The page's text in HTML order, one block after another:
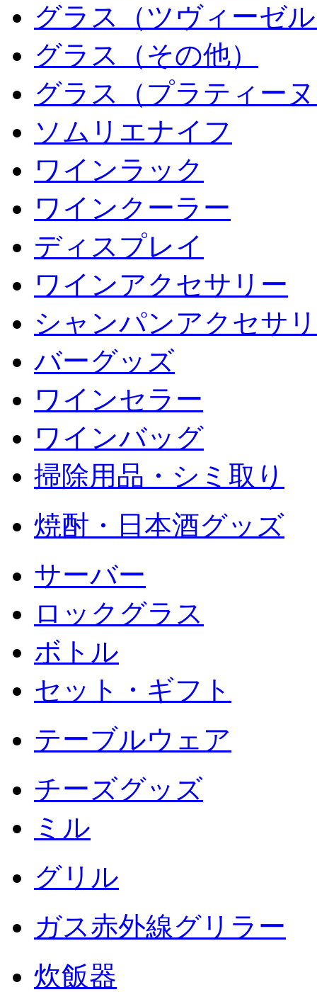
グラス（ツヴィーゼ
グラス（その他）
グラス（プラティー
ソムリエナイフ
ワインラック
ワインクーラー
ディスプレイ
ワインアクセサリー
シャンパンアクセサ
バーグッズ
ワインセラー
ワインバッグ
掃除用品・シミ取り
焼酎・日本酒グッズ
サーバー
ロックグラス
ボトル
セット・ギフト
テーブルウェア
チーズグッズ
ミル
グリル
ガス赤外線グリラー
炊飯器